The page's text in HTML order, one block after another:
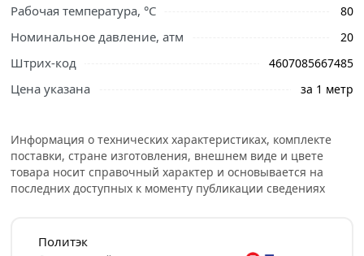
Условия доставки и цены на товар Труба
полипропиленовая 25х4.2 мм PN 20 из категории
Полипропиленовые трубы
действительны в Москве и
области.
Рабочая температура, °С 80
Номинальное давление, атм 20
Штрих-код 4607085667485
Цена указана за 1 метр
Информация о технических характеристиках, комплекте
поставки, стране изготовления, внешнем виде и цвете
товара носит справочный характер и основывается на
последних доступных к моменту публикации сведениях
Политэк